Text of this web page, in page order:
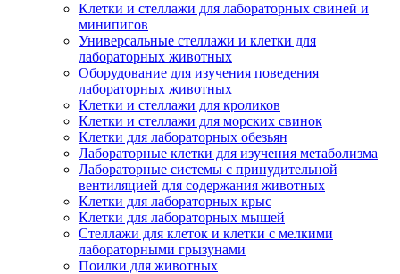
Клетки и стеллажи для лабораторных свиней и
минипигов
Универсальные стеллажи и клетки для
лабораторных животных
Оборудование для изучения поведения
лабораторных животных
Клетки и стеллажи для кроликов
Клетки и стеллажи для морских свинок
Клетки для лабораторных обезьян
Лабораторные клетки для изучения метаболизма
Лабораторные системы с принудительной
вентиляцией для содержания животных
Клетки для лабораторных крыс
Клетки для лабораторных мышей
Стеллажи для клеток и клетки с мелкими
лабораторными грызунами
Поилки для животных